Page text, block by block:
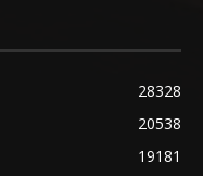
28328
20538
19181